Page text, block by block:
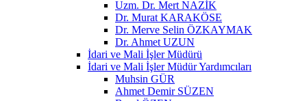
Uzm. Dr. Mert NAZİK
Dr. Murat KARAKÖSE
Dr. Merve Selin ÖZKAYMAK
Dr. Ahmet UZUN
İdari ve Mali İşler Müdürü
İdari ve Mali İşler Müdür Yardımcıları
Muhsin GÜR
Ahmet Demir SÜZEN